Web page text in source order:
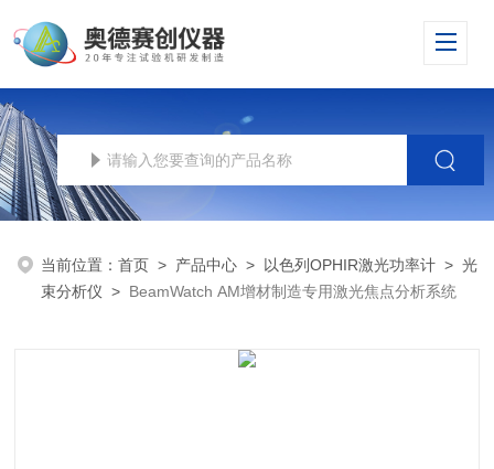
当前位置：首页 > 产品中心 > 以色列OPHIR激光功率计 >光
束分析仪 > BeamWatch AM增材制造专用激光焦点分析系统